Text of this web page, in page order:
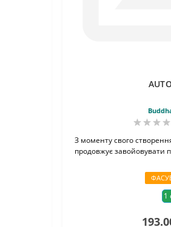
З моменту свого
продовжує завойовувати
1